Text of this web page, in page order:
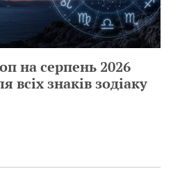
на серпень 2026
всіх знаків зодіаку